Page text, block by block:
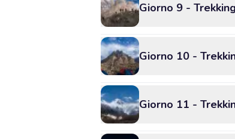
Giorno 9 -
Giorno 10 -
Giorno 11 -